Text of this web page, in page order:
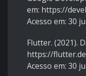
em: https://
Acesso em: 30
Flutter. (2021).
https://
Acesso em: 30